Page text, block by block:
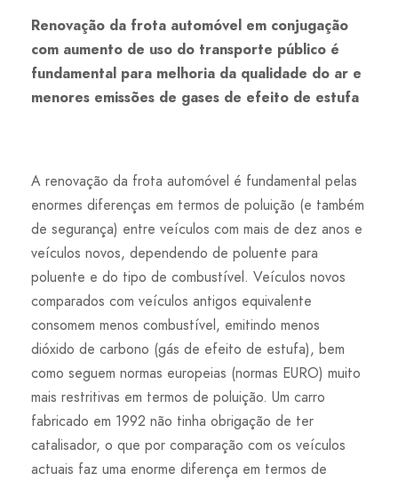
Renovação da frota automóvel em conjugação
com aumento de uso do transporte público é
fundamental para melhoria da qualidade do ar e
menores emissões de gases de efeito de estufa
A renovação da frota automóvel é fundamental pelas
enormes diferenças em termos de poluição (e também
de segurança) entre veículos com mais de dez anos e
veículos novos, dependendo de poluente para
poluente e do tipo de combustível. Veículos novos
comparados com veículos antigos equivalente
consomem menos combustível, emitindo menos
dióxido de carbono (gás de efeito de estufa), bem
como seguem normas europeias (normas EURO) muito
mais restritivas em termos de poluição. Um carro
fabricado em 1992 não tinha obrigação de ter
catalisador, o que por comparação com os veículos
actuais faz uma enorme diferença em termos de